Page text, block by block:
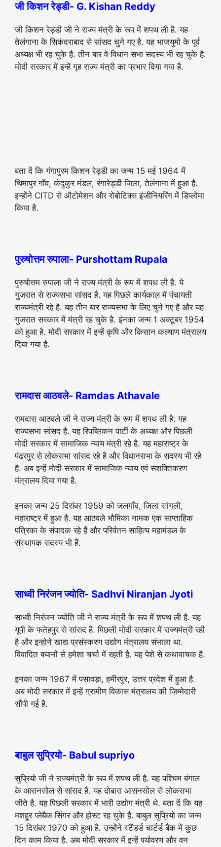
जी किशन रेड्डी- G. Kishan Reddy
जी किशन रेड्डी जी ने राज्य मंत्री के रूप में शपथ ली है. यह
तेलंगाना के सिकंदराबाद से सांसद चुने गए है. यह भाजयुमो के पूर्व
अध्यक्ष भी रह चुके है. तीन बार वे विधान सभा सदस्य भी रह चुके है.
मोदी सरकार में इन्हें गृह राज्य मंत्री का प्रभार दिया गया है.
बता दें कि गंगापुरम किशन रेड्डी का जन्म 15 मई 1964 में
थिमापुर गाँव, कंदुकुर मंडल, रंगारेड्डी जिला, तेलंगाना में हुआ है.
इन्होंने CITD से ऑटोमेशन और रोबोटिक्स इंजीनियरिंग में डिप्लोमा
किया है.
पुरुषोत्तम रुपाला- Purshottam Rupala
पुरुषोत्तम रुपाला जी ने राज्य मंत्री के रूप में शपथ ली है. ये
गुजरात से राज्यसभा सांसद है. यह पिछले कार्यकाल में पंचायती
राज्यमंत्री रहे है. यह तीन बार राज्यसभा के लिए चुने गए है और यह
गुजरात सरकार में मंत्री रह चुके है. इंनका जन्म 1 अक्टूबर 1954
को हुआ है. मोदी सरकार में इन्हें कृषि और किसान कल्याण मंत्रालय
दिया गया है.
रामदास आठवले- Ramdas Athavale
रामदास आठवले जी ने राज्य मंत्री के रूप में शपथ ली है. यह
राज्यसभा सांसद है. यह रिपब्लिकन पार्टी के अध्यक्ष और पिछली
मोदी सरकार में सामाजिक न्याय मंत्री रहे है. यह महाराष्ट्र के
पंढरपुर से लोकसभा सांसद रहे है और विधानसभा के सदस्य भी रहे
है. अब इन्हें मोदी सरकार में सामाजिक न्याय एवं सशक्तिकरण
मंत्रालय दिया गया है.
इनका जन्म 25 दिसंबर 1959 को जलगाँव, जिला सांगली,
महाराष्ट्र में हुआ है. यह आठवले भौमिका नामक एक साप्ताहिक
पत्रिका के संपादक रहे हैं और परिर्वतन साहित्य महामंडल के
संस्थापक सदस्य भी हैं.
साध्वी निरंजन ज्योति- Sadhvi Niranjan Jyoti
साध्वी निरंजन ज्योति जी ने राज्य मंत्री के रूप में शपथ ली है. यह
यूपी के फतेहपुर से सांसद है. पिछली मोदी सरकार में राज्यमंत्री रही
है और इन्होने खाद्य प्रसंस्करण उद्योग मंत्रालय संभाला था.
विवादित बयानों से हमेशा चर्चा में रहती है. यह पेशे से कथावाचक है.
इनका जन्म 1967 में पसावड़ा, हमीरपुर, उत्तर प्रदेश में हुआ है.
अब मोदी सरकार में इन्हें ग्रामीण विकास मंत्रालय की जिम्मेदारी
सौंपी गई है.
बाबुल सुप्रियो- Babul supriyo
सुप्रियो जी ने राज्यमंत्री के रूप में शपथ ली है. यह पश्चिम बंगाल
के आसनसोल से सांसद है. यह दोबारा आसनसोल से लोकसभा
जीते है. यह पिछली सरकार में भारी उद्योग मंत्री थे. बता दें कि यह
मशहूर प्लेबैक सिंगर और होस्ट रह चुके है. बाबुल सुप्रियो का जन्म
15 दिसंबर 1970 को हुआ है. उन्होंने स्टैंडर्ड चार्टर्ड बैंक में कुछ
दिन काम किया है. अब मोदी सरकार में इन्हें पर्यावरण और वन